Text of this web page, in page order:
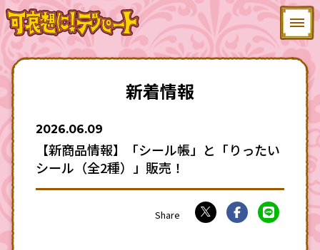
新着情報
2026.06.09
【新商品情報】「シール帳」と「りったい
シール（全2種）」販売！